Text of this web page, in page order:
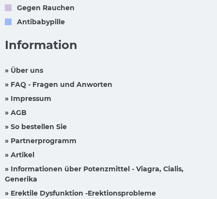
Gegen Rauchen
Antibabypille
Information
» Über uns
» FAQ - Fragen und Anworten
» Impressum
» AGB
» So bestellen Sie
» Partnerprogramm
» Artikel
» Informationen über Potenzmittel - Viagra, Cialis,
Generika
» Erektile Dysfunktion -Erektionsprobleme